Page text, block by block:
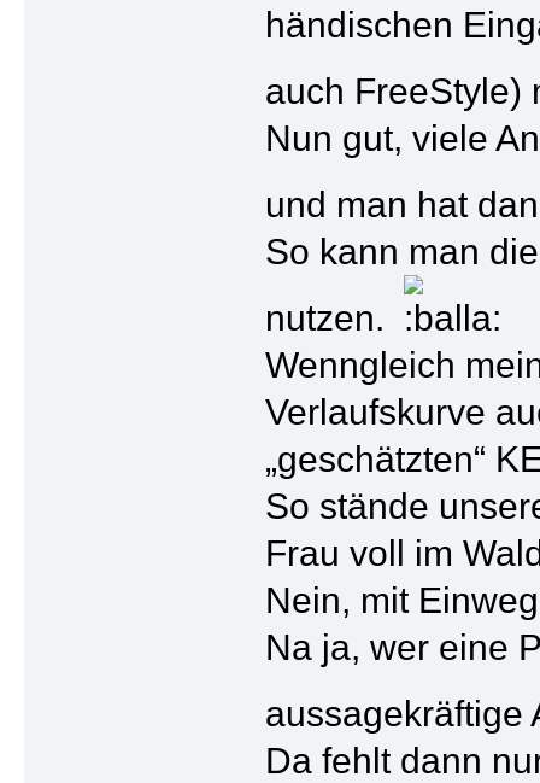
händischen
auch
Nun gut, viele
und man hat
So kann man
nutzen.
Wenngleich
Verlaufskurve
„geschätzten“
So stände
Frau voll im
Nein, mit
Na ja, wer eine
Da fehlt dann